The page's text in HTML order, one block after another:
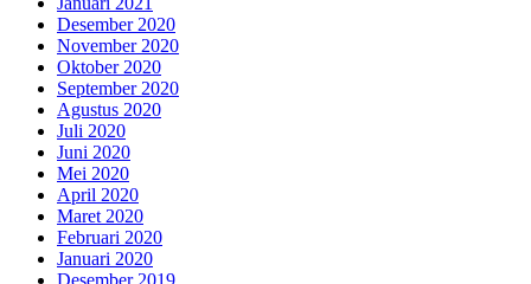
Desember 2020
November 2020
Oktober 2020
September 2020
Agustus 2020
Juli 2020
Juni 2020
Mei 2020
April 2020
Maret 2020
Februari 2020
Januari 2020
Desember 2019